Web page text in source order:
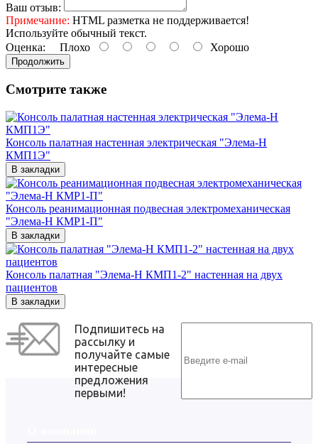
Ваш отзыв:
Примечание: HTML разметка не поддерживается!
Используйте обычный текст.
Оценка: Плохо Хорошо
Продолжить
Смотрите также
Консоль палатная настенная электрическая "Элема-Н
КМП1Э"
В закладки
Консоль реанимационная подвесная электромеханическая
"Элема-Н КМР1-П"
В закладки
Консоль палатная "Элема-Н КМП1-2" настенная на двух
пациентов
В закладки
Подпишитесь на
рассылку и
получайте самые
интересные
предложения
первыми!